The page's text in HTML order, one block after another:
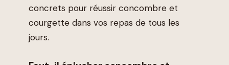
concrets pour réussir concombre et
courgette dans vos repas de tous les
jours.